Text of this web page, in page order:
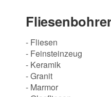
- Fliesen
- Feinsteinzeug
- Keramik
- Granit
- Marmor